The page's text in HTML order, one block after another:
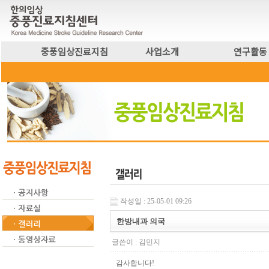
중풍임상진료지침 사업소개 연구활동
작성일 : 25-05-01 09:26
한방내과 의국
글쓴이 : 김민지
감사합니다!